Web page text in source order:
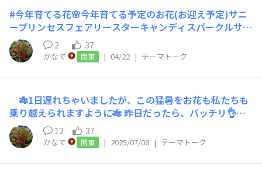
もこ​＊サフィニアアートプチ：あずきもこもこ​＊ミリオン
ベル：アンティークレモン​＊アズーロコンパクト：スカイ
ブルー​＊マックスマム：ホワイト​【 第5期サンフラアンバ
サダー苗 #PR 】​◎ミリオンベル：ピンク​◎星空マム：ブ
もこ ​◎エンジェルスイヤリング ​ ◎サフィニアプレミア
ム：ブルー​●来月 届くアンバサダー苗​※ひつじもこもこ
✖️2株育てます🐏🐏【 冬越しした花・植え替え済み 】​☆ス
ターティアラ（3色混色植え）​☆ミーテ：ラズベリーロー
ズ
#今年育てる花🌸今年育てる予定のお花(お迎え予定)サニ
ープリンセスフェアリースターキャンディスパークルサン
ビーナスMOCO🌼🌿もう育ててるよ〜！のお花(お迎え済
み)サンパラソルCollectionクライミングサンパラソルア
ズーロコンパクトサフィニアサフィニアアートサフィニア
パルフェサフィニアブーケサフィニアポップミリオンベル
2 37
かなで 関東 | 04/22 | テーマトーク
🎋1日遅れちゃいましたが、この猛暑をお花も私たちも
乗り越えられますように🎋 昨日だったら、バッチリ👌で
したが、今夜国際宇宙ステーションきぼうが日本上空🗾を
通過するします🛰️ 夜空を見上げてみるのもロマンティッ
クですよ💕
12 37
かなで 関東 | 2025/07/08 | テーマトーク